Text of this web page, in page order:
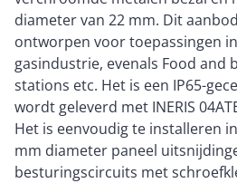
diameter van 22 mm. Dit
ontworpen voor toepassingen
gasindustrie, evenals Food and
stations etc. Het is een IP65-
wordt geleverd met INERIS
Het is eenvoudig te installeren
mm diameter paneel
besturingscircuits met